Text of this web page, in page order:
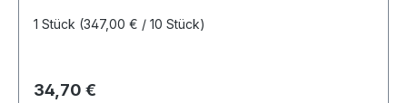
1 Stück (347,00 € / 10 Stück)
Regulärer Preis:
34,70 €